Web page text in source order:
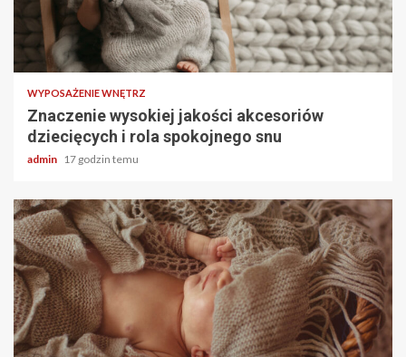
2 min odczytu
WYPOSAŻENIE WNĘTRZ
Znaczenie wysokiej jakości akcesoriów
dziecięcych i rola spokojnego snu
admin 17 godzin temu
3 min odczytu